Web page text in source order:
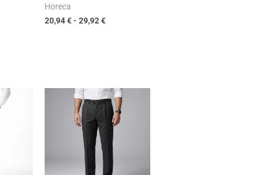
Horeca
20,94€- 29,92€
€
€
Fascia
di
prezzo:
8,87 €
a
12,67 €